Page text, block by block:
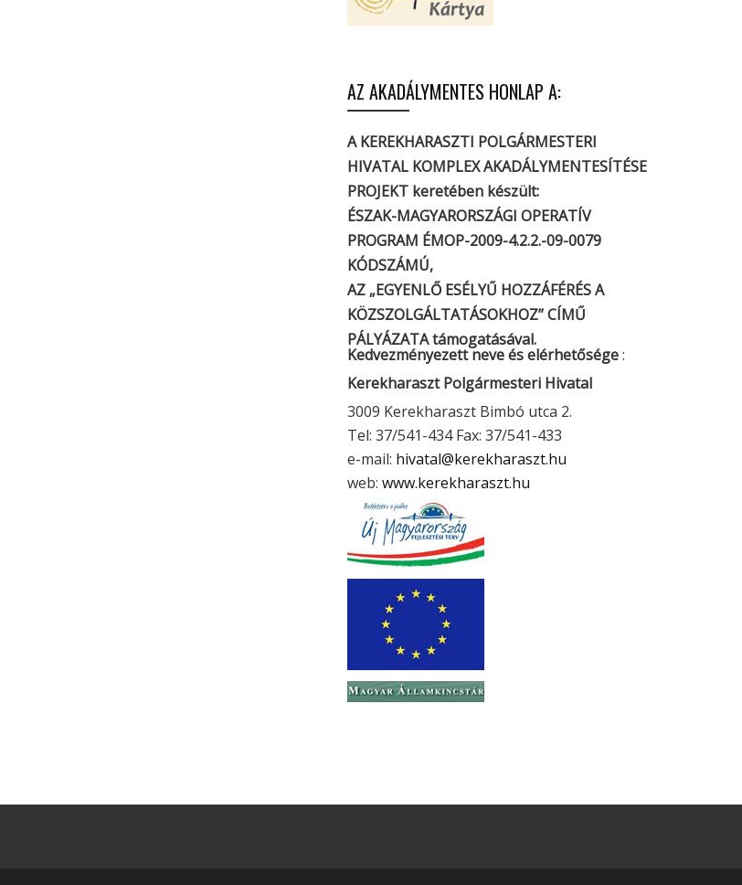
AZ AKADÁLYMENTES HONLAP A:
A KEREKHARASZTI POLGÁRMESTERI
HIVATAL KOMPLEX AKADÁLYMENTESÍTÉSE
PROJEKT keretében készült:
ÉSZAK-MAGYARORSZÁGI OPERATÍV
PROGRAM ÉMOP-2009-4.2.2.-09-0079
KÓDSZÁMÚ,
AZ „EGYENLŐ ESÉLYŰ HOZZÁFÉRÉS A
KÖZSZOLGÁLTATÁSOKHOZ” CÍMŰ
PÁLYÁZATA támogatásával.
Kedvezményezett neve és elérhetősége:
Kerekharaszt Polgármesteri Hivatal
3009 Kerekharaszt Bimbó utca 2.
Tel: 37/541-434 Fax: 37/541-433
e-mail: hivatal@kerekharaszt.hu
web: www.kerekharaszt.hu